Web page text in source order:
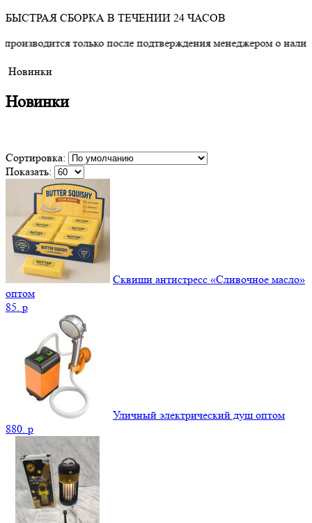
БЫСТРАЯ СБОРКА В ТЕЧЕНИИ 24 ЧАСОВ
только после подтверждения менеджером о наличии
Новинки
Новинки
Сортировка:
Показать:
Сквиши антистресс «Сливочное масло»
оптом
85. p
Уличный электрический душ оптом
880. p